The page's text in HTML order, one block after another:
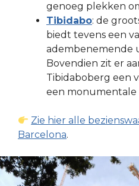
genoeg plekken
Tibidabo: de
biedt tevens een
adembenemende
Bovendien zit er
Tibidaboberg een
een
Zie hier alle
Barcelona.